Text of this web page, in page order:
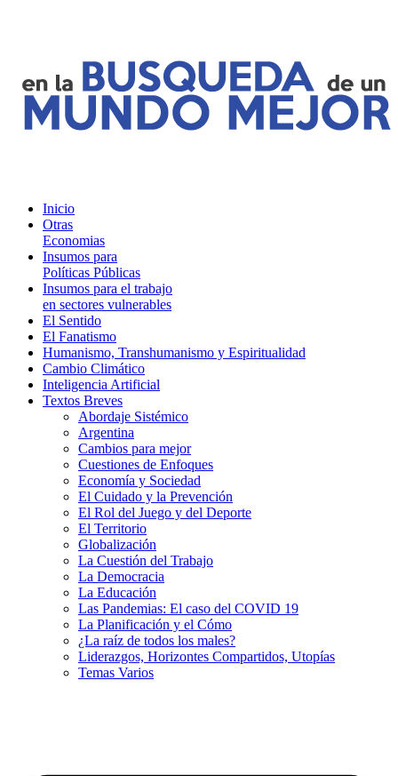
Inicio
Otras
Economias
Insumos para
Políticas Públicas
Insumos para el trabajo
en sectores vulnerables
El Sentido
El Fanatismo
Humanismo, Transhumanismo y Espiritualidad
Cambio Climático
Inteligencia Artificial
Textos Breves
Abordaje Sistémico
Argentina
Cambios para mejor
Cuestiones de Enfoques
Economía y Sociedad
El Cuidado y la Prevención
El Rol del Juego y del Deporte
El Territorio
Globalización
La Cuestión del Trabajo
La Democracia
La Educación
Las Pandemias: El caso del COVID 19
La Planificación y el Cómo
¿La raíz de todos los males?
Liderazgos, Horizontes Compartidos, Utopías
Temas Varios